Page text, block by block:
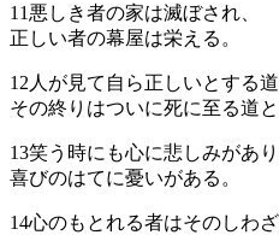
11 悪しき者の家は滅ぼされ、
正しい者の幕屋は栄える。
12 人が見て自ら正しいとする道
その終りはついに死に至る道
13笑う時にも心に悲しみがあり
喜びのはてに憂いがある。
14心のもとれる者はそのしわ